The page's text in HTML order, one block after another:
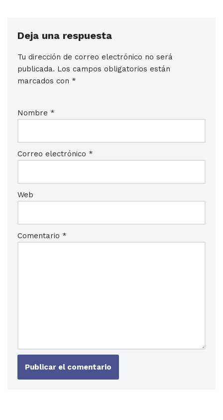
Deja una respuesta
Tu dirección de correo electrónico no será
publicada. Los campos obligatorios están
marcados con *
Nombre *
Correo electrónico *
Web
Comentario *